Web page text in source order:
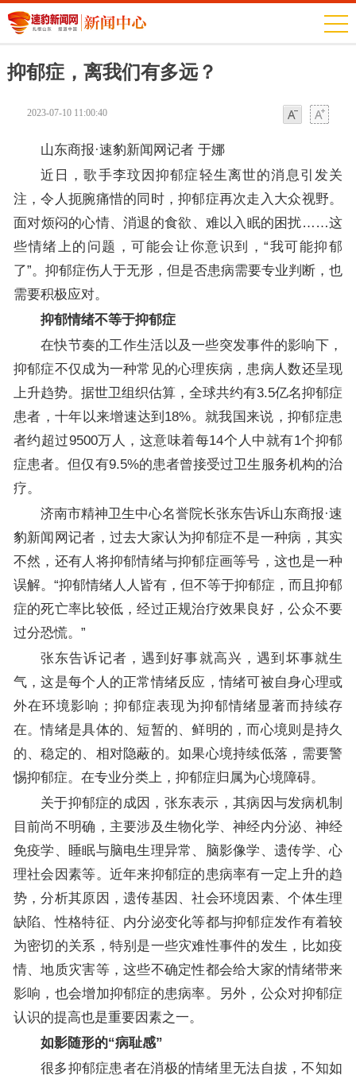
抑郁症，离我们有多远？
2023-07-10 11:00:40
山东商报·速豹新闻网记者 于娜
近日，歌手李玟因抑郁症轻生离世的消息引发关
注，令人扼腕痛惜的同时，抑郁症再次走入大众视野。
面对烦闷的心情、消退的食欲、难以入眠的困扰……这
些情绪上的问题，可能会让你意识到，“我可能抑郁
了”。抑郁症伤人于无形，但是否患病需要专业判断，也
需要积极应对。
抑郁情绪不等于抑郁症
在快节奏的工作生活以及一些突发事件的影响下，
抑郁症不仅成为一种常见的心理疾病，患病人数还呈现
上升趋势。据世卫组织估算，全球共约有3.5亿名抑郁症
患者，十年以来增速达到18%。就我国来说，抑郁症患
者约超过9500万人，这意味着每14个人中就有1个抑郁
症患者。但仅有9.5%的患者曾接受过卫生服务机构的治
疗。
济南市精神卫生中心名誉院长张东告诉山东商报·速
豹新闻网记者，过去大家认为抑郁症不是一种病，其实
不然，还有人将抑郁情绪与抑郁症画等号，这也是一种
误解。“抑郁情绪人人皆有，但不等于抑郁症，而且抑郁
症的死亡率比较低，经过正规治疗效果良好，公众不要
过分恐慌。”
张东告诉记者，遇到好事就高兴，遇到坏事就生
气，这是每个人的正常情绪反应，情绪可被自身心理或
外在环境影响；抑郁症表现为抑郁情绪显著而持续存
在。情绪是具体的、短暂的、鲜明的，而心境则是持久
的、稳定的、相对隐蔽的。如果心境持续低落，需要警
惕抑郁症。在专业分类上，抑郁症归属为心境障碍。
关于抑郁症的成因，张东表示，其病因与发病机制
目前尚不明确，主要涉及生物化学、神经内分泌、神经
免疫学、睡眠与脑电生理异常、脑影像学、遗传学、心
理社会因素等。近年来抑郁症的患病率有一定上升的趋
势，分析其原因，遗传基因、社会环境因素、个体生理
缺陷、性格特征、内分泌变化等都与抑郁症发作有着较
为密切的关系，特别是一些灾难性事件的发生，比如疫
情、地质灾害等，这些不确定性都会给大家的情绪带来
影响，也会增加抑郁症的患病率。另外，公众对抑郁症
认识的提高也是重要因素之一。
如影随形的“病耻感”
很多抑郁症患者在消极的情绪里无法自拔，不知如